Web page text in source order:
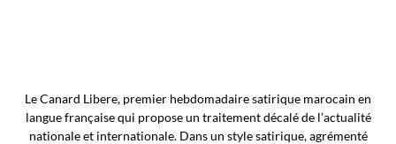
Le Canard Libere, premier hebdomadaire satirique marocain en
langue française qui propose un traitement décalé de l’actualité
nationale et internationale. Dans un style satirique, agrémenté